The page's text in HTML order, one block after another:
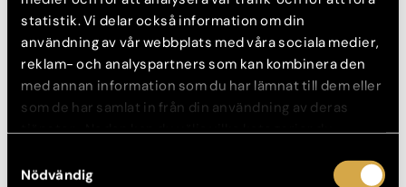
statistik. Vi delar också information om din
användning av vår webbplats med våra sociala medier,
reklam- och analyspartners som kan kombinera den
med annan information som du har lämnat till dem eller
som de har samlat in från din användning av deras
tjänster. Nedan kan du välja vilka kategorier du
mer information om hur varje kategori används.
Nödvändig